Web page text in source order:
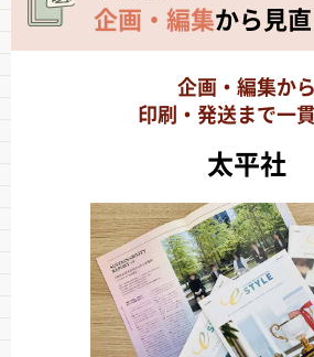
企画・編集から見
企画・編集から
印刷・発送まで一
太平社